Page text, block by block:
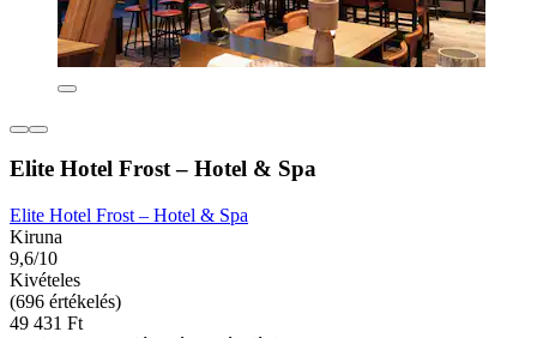
Elite Hotel Frost – Hotel & Spa
Elite Hotel Frost – Hotel & Spa
Kiruna
9,6/10
Kivételes
(696 értékelés)
49 431 Ft